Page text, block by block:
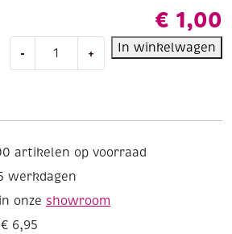
€ 1,00
-
brons
aantal
+ In winkelwagen
artikelen op voorraad
werkdagen
onze showroom
6,95